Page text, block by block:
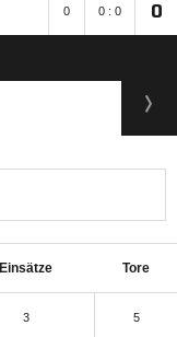
0 0 : 0 0
Einsätze Tore
3 5